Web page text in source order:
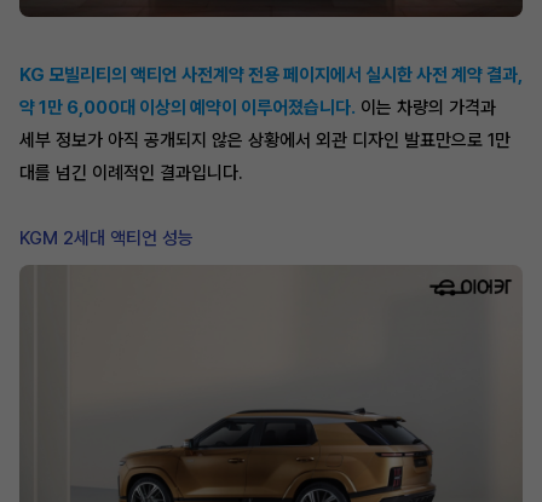
KG 모빌리티의 액티언 사전계약 전용 페이지에서 실시한 사전 계약 결과,
약 1만 6,000대 이상의 예약이 이루어졌습니다. 이는 차량의 가격과
세부 정보가 아직 공개되지 않은 상황에서 외관 디자인 발표만으로 1만
대를 넘긴 이례적인 결과입니다.
KGM 2세대 액티언 성능